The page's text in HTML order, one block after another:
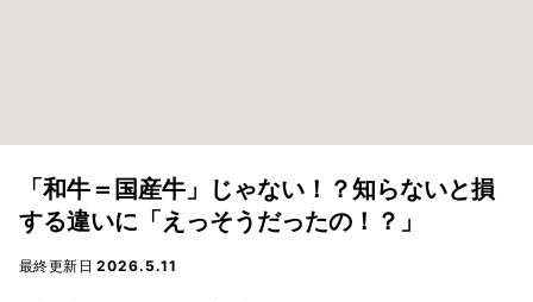
「和牛＝国産牛」じゃない！？知らないと損
する違いに「えっそうだったの！？」
最終更新日2026.5.11